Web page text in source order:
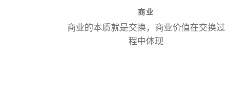
商业
商业的本质就是交换，商业价值在交换过
程中体现